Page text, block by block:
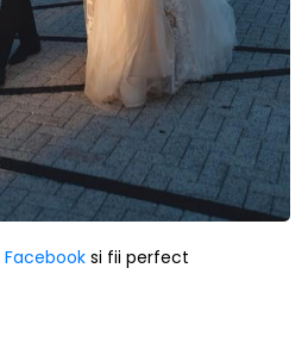
Facebook si fii perfect